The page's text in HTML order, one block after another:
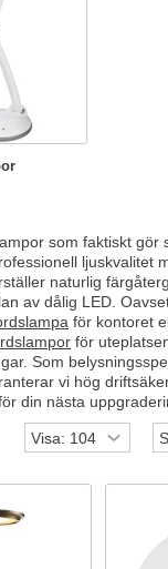
som faktiskt gör
ljuskvalitet
naturlig
av dålig LED.
för kontoret
för
Som
vi hög
din nästa